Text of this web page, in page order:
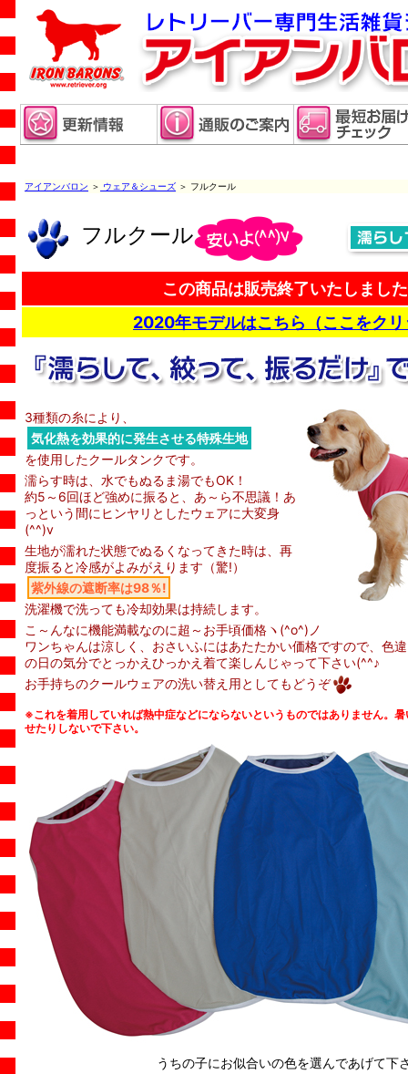
アイアンバロン ＞ ウェア＆シューズ ＞ フルクール
フルクール
この商品は販売終了いたしまし
2020年モデルはこちら（ここをクリ
3種類の糸により、
気化熱を効果的に発生させる特殊生地
を使用したクールタンクです。
濡らす時は、水でもぬるま湯でもOK！
約5～6回ほど強めに振ると、あ～ら不思議！あ
っという間にヒンヤリとしたウェアに大変身
(^^)v
生地が濡れた状態でぬるくなってきた時は、再
度振ると冷感がよみがえります（驚!）
紫外線の遮断率は98％!
洗濯機で洗っても冷却効果は持続します。
こ～んなに機能満載なのに超～お手頃価格ヽ(^o^)ノ
ワンちゃんは涼しく、おさいふにはあたたかい価格ですので、色
の日の気分でとっかえひっかえ着て楽しんじゃって下さい(^^♪
お手持ちのクールウェアの洗い替え用としてもどうぞ
※これを着用していれば熱中症などにならないというものではありません。
せたりしないで下さい。
うちの子にお似合いの色を選んであげて下